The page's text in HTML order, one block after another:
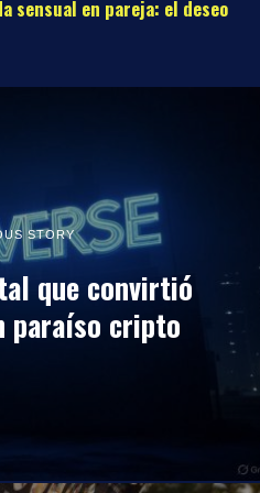
sensual en pareja: el deseo
STORY
que convirtió
paraíso cripto